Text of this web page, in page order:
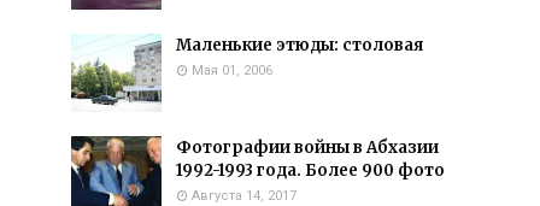
Маленькие этюды: столовая
Мая 01, 2006
Фотографии войны в Абхазии
1992-1993 года. Более 900 фото
Августа 14, 2017